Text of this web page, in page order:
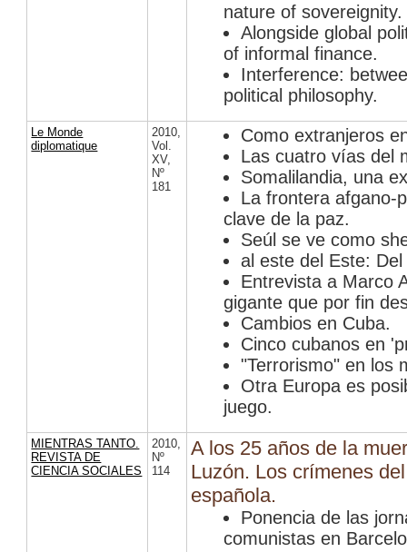
nature of sovereignity.
Alongside global
of informal finance.
Interference:
political philosophy.
Le Monde
diplomatique
2010,
Vol.
XV,
Nº
181
Como extranjeros
Las cuatro vías del
Somalilandia, una
La frontera afgano-
clave de la paz.
Seúl se ve como
al este del Este:
Entrevista a Marco
gigante que por fin
Cambios en Cuba.
Cinco cubanos en
"Terrorismo" en los
Otra Europa es
juego.
MIENTRAS TANTO.
REVISTA DE
CIENCIA SOCIALES
2010,
Nº
114
A los 25 años de la
Luzón. Los crímenes
española.
Ponencia de las
comunistas en